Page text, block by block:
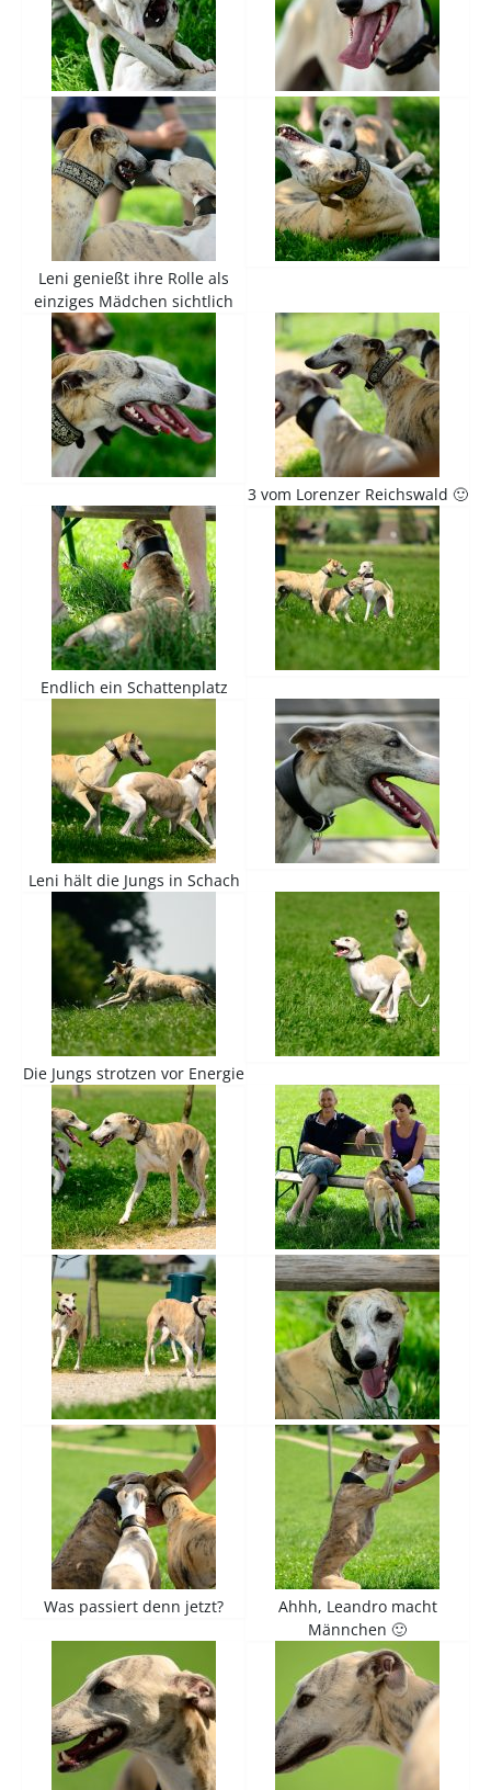
Leni genießt ihre Rolle als
einziges Mädchen sichtlich
3 vom Lorenzer Reichswald 🙂
Endlich ein Schattenplatz
Leni hält die Jungs in Schach
Die Jungs strotzen vor Energie
Was passiert denn jetzt?
Ahhh, Leandro macht
Männchen 🙂